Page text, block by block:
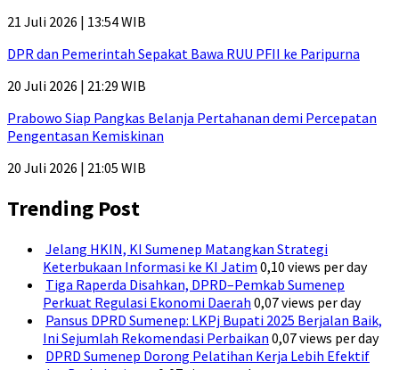
21 Juli 2026 | 13:54 WIB
DPR dan Pemerintah Sepakat Bawa RUU PFII ke Paripurna
20 Juli 2026 | 21:29 WIB
Prabowo Siap Pangkas Belanja Pertahanan demi Percepatan
Pengentasan Kemiskinan
20 Juli 2026 | 21:05 WIB
Trending Post
Jelang HKIN, KI Sumenep Matangkan Strategi
Keterbukaan Informasi ke KI Jatim 0,10 views per day
Tiga Raperda Disahkan, DPRD–Pemkab Sumenep
Perkuat Regulasi Ekonomi Daerah 0,07 views per day
Pansus DPRD Sumenep: LKPj Bupati 2025 Berjalan Baik,
Ini Sejumlah Rekomendasi Perbaikan 0,07 views per day
DPRD Sumenep Dorong Pelatihan Kerja Lebih Efektif